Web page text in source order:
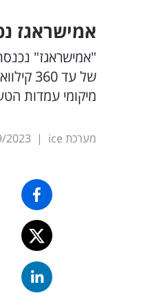
אמישראגז
"אמישראגז"
של עד
מיקומי עמדות
מערכת ice |
2023